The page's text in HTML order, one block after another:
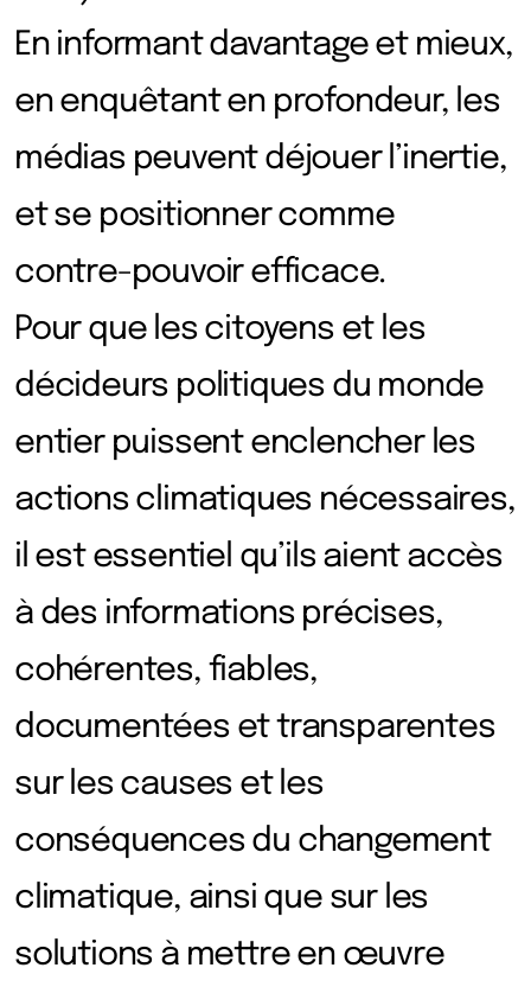
En informant davantage et mieux,
en enquêtant en profondeur, les
médias peuvent déjouer l’inertie,
et se positionner comme
contre-pouvoir efficace.
Pour que les citoyens et les
décideurs politiques du monde
entier puissent enclencher les
actions climatiques nécessaires,
il est essentiel qu’ils aient accès
à des informations précises,
cohérentes, fiables,
documentées et transparentes
sur les causes et les
conséquences du changement
climatique, ainsi que sur les
solutions à mettre en œuvre